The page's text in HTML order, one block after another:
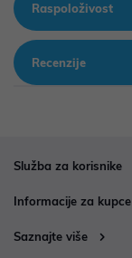
Raspoloživost
Recenzije
Služba za korisnike
Informacije za kupce
Saznajte više